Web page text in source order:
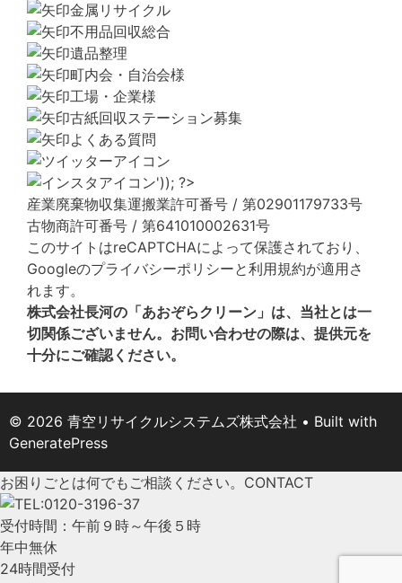
金属リサイクル
不用品回収総合
遺品整理
町内会・自治会様
工場・企業様
古紙回収ステーション募集
よくある質問
産業廃棄物収集運搬業許可番号 / 第02901179733号
古物商許可番号 / 第641010002631号
このサイトはreCAPTCHAによって保護されており、
Googleのプライバシーポリシーと利用規約が適用さ
れます。
株式会社長河の「あおぞらクリーン」は、当社とは一
切関係ございません。お問い合わせの際は、提供元を
十分にご確認ください。
© 2026 青空リサイクルシステムズ株式会社 • Built with
GeneratePress
お困りごとは何でもご相談ください。 CONTACT
受付時間：午前９時～午後５時
年中無休
24時間受付